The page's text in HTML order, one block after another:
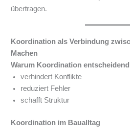
übertragen.
Koordination als Verbindung
Machen
Warum Koordination
verhindert Konflikte
reduziert Fehler
schafft Struktur
Koordination im Baualltag